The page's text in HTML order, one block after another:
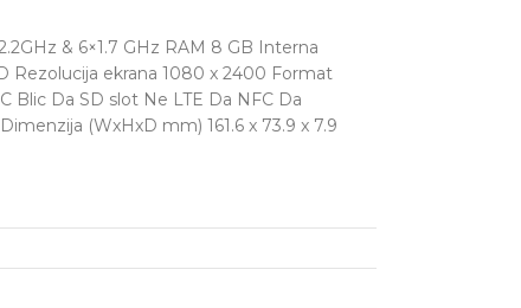
& 6×1.7 GHz RAM 8 GB Interna
Rezolucija ekrana 1080 x 2400 Format
Blic Da SD slot Ne LTE Da NFC Da
(WxHxD mm) 161.6 x 73.9 x 7.9